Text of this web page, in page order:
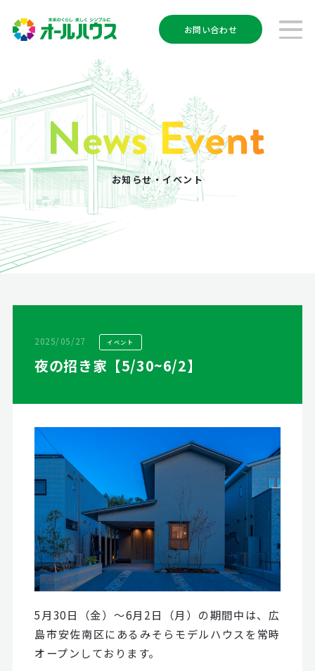
お問い合わせ
お知らせ・イベント
2025/05/27 イベント
夜の招き家【5/30~6/2】
5月30日（金）～6月2日（月）の期間中は、広
島市安佐南区にあるみそらモデルハウスを常時
オープンしております。